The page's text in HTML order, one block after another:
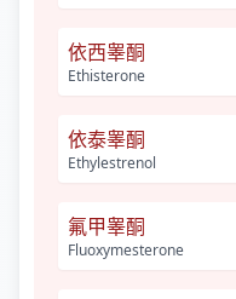
依西睾酮
Ethisterone
依泰睾酮
Ethylestrenol
氟甲睾酮
Fluoxymesterone